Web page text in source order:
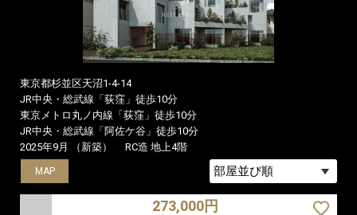
東京都杉並区天沼1-4-14
JR中央・総武線「荻窪」徒歩10分
東京メトロ丸ノ内線「荻窪」徒歩10分
JR中央・総武線「阿佐ケ谷」徒歩10分
2025年9月 （新築）
RC造 地上4階
MAP
273,000円